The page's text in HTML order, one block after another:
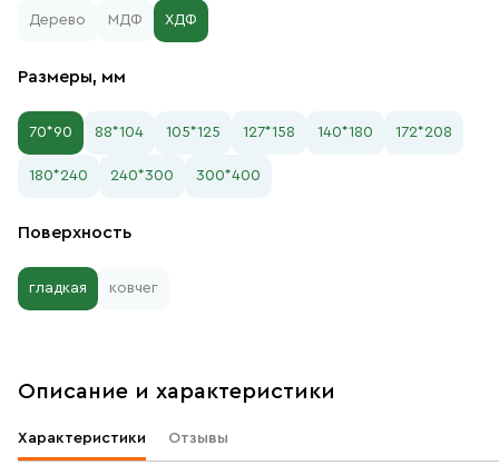
Дерево МДФ ХДФ
Размеры, мм
70*90 88*104 105*125 127*158 140*180 172*208
180*240 240*300 300*400
Поверхность
гладкая ковчег
Описание и характеристики
Характеристики Отзывы